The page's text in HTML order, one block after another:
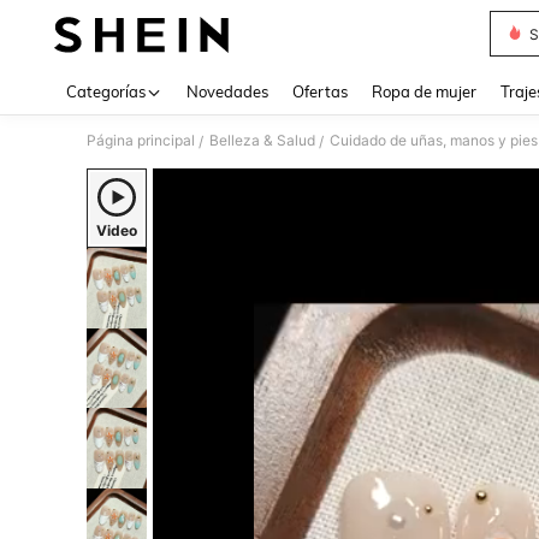
Categorías Novedades Ofertas Ropa de mujer
Página principal / Belleza & Salud / Cuidado de uñas, manos y pies
Video